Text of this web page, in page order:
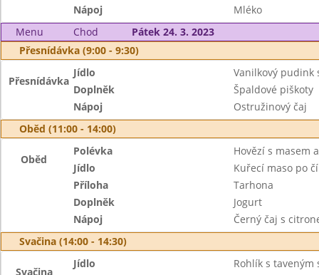
Nápoj
Mléko
Menu
Chod
Pátek 24. 3. 2023
Přesnídávka (9:00 - 9:30)
Přesnídávka
Jídlo
Vanilkový pudink
Doplněk
Špaldové piškoty
Nápoj
Ostružinový čaj
Oběd (11:00 - 14:00)
Oběd
Polévka
Hovězí s masem
Jídlo
Kuřecí maso po
Příloha
Tarhona
Doplněk
Jogurt
Nápoj
Černý čaj s
Svačina (14:00 - 14:30)
Svačina
Jídlo
Rohlík s taveným